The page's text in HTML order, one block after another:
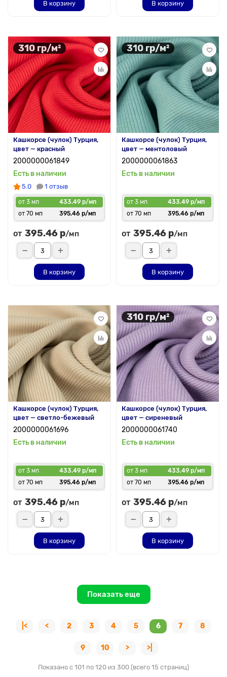
В корзину В корзину
310 гр/м²
Кашкорсе (чулок) Турция,
цвет — красный
2000000061849
Есть в наличии
5.0 1 отзыв
от 3 мп
433.49 р/мп
от 70 мп
395.46 р/мп
от 395.46 р/мп
В корзину
310 гр/м²
Кашкорсе (чулок) Турция,
цвет — ментоловый
2000000061863
Есть в наличии
от 3 мп
433.49 р/мп
от 70 мп
395.46 р/мп
от 395.46 р/мп
В корзину
Кашкорсе (чулок) Турция,
цвет — светло-бежевый
2000000061696
Есть в наличии
от 3 мп
433.49 р/мп
от 70 мп
395.46 р/мп
от 395.46 р/мп
В корзину
310 гр/м²
Кашкорсе (чулок) Турция,
цвет — сиреневый
2000000061740
Есть в наличии
от 3 мп
433.49 р/мп
от 70 мп
395.46 р/мп
от 395.46 р/мп
В корзину
Показать еще
|< < 2 3 4 5 6 7 8
9 10 > >|
Показано с 101 по 120 из 300 (всего 15 страниц)